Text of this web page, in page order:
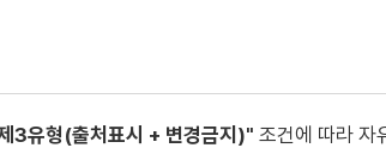
3유형(출처표시 + 변경금지)" 조건에 따라 자